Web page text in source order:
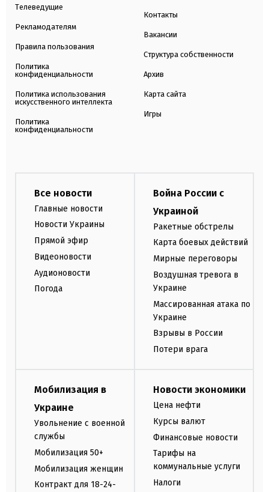
Телеведущие
Рекламодателям
Правила пользования
Политика
конфиденциальности
Политика использования
искусственного интеллекта
Политика
конфиденциальности
Контакты
Вакансии
Структура собственности
Архив
Карта сайта
Игры
Все новости
Главные новости
Новости Украины
Прямой эфир
Видеоновости
Аудионовости
Погода
Война России с
Украиной
Ракетные обстрелы
Карта боевых действий
Мирные переговоры
Воздушная тревога в
Украине
Массированная атака по
Украине
Взрывы в России
Потери врага
Мобилизация в
Украине
Увольнение с военной
службы
Мобилизация 50+
Мобилизация женщин
Контракт для 18-24-
Новости экономики
Цена нефти
Курсы валют
Финансовые новости
Тарифы на
коммунальные услуги
Налоги